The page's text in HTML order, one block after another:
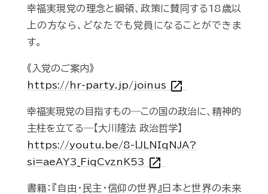
幸福実現党の理念と綱領、政策に賛同する18歳以
上の方なら、どなたでも党員になることができま
す。
《入党のご案内》
https://hr-party.jp/joinus open_in_new
幸福実現党の目指すもの―この国の政治に、精神的
主柱を立てる―【大川隆法 政治哲学】
https://youtu.be/8-lJLNIqNJA?
si=aeAY3_FiqCvznK53 open_in_new
書籍：『自由・民主・信仰の世界』日本と世界の未来